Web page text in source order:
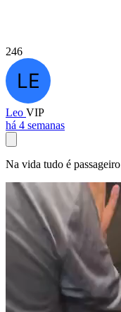
246
Leo VIP
há 4 semanas
Na vida tudo é passageiro